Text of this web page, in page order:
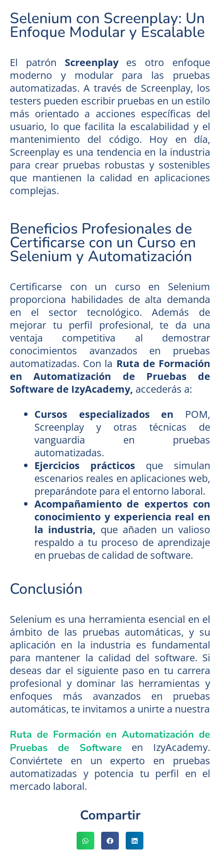
Selenium con Screenplay: Un
Enfoque Modular y Escalable
El patrón Screenplayes otro enfoque
moderno y modular para las pruebas
automatizadas. A través de Screenplay, los
testers pueden escribir pruebas en un estilo
más orientado a acciones específicas del
usuario, lo que facilita la escalabilidad y el
mantenimiento del código. Hoy en día,
Screenplay es una tendencia en la industria
para crear pruebas robustas y sostenibles
que mantienen la calidad en aplicaciones
complejas.
Beneficios Profesionales de
Certificarse con un Curso en
Selenium y Automatización
Certificarse con un curso en Selenium
proporciona habilidades de alta demanda
en el sector tecnológico. Además de
mejorar tu perfil profesional, te da una
ventaja competitiva al demostrar
conocimientos avanzados en pruebas
automatizadas. Con la Ruta de Formación
en Automatización de Pruebas de
Software de IzyAcademy, accederás a:
Cursos especializados en POM,
Screenplay y otras técnicas de
vanguardia en pruebas
automatizadas.
Ejercicios prácticos que simulan
escenarios reales en aplicaciones web,
preparándote para el entorno laboral.
Acompañamiento de expertos con
conocimiento y experiencia real en
la industria, que añaden un valioso
respaldo a tu proceso de aprendizaje
en pruebas de calidad de software.
Conclusión
Selenium es una herramienta esencial en el
ámbito de las pruebas automáticas, y su
aplicación en la industria es fundamental
para mantener la calidad del software. Si
deseas dar el siguiente paso en tu carrera
profesional y dominar las herramientas y
enfoques más avanzados en pruebas
automáticas, te invitamos a unirte a nuestra
Ruta de Formación en Automatización de
Pruebas de Software en IzyAcademy.
Conviértete en un experto en pruebas
automatizadas y potencia tu perfil en el
mercado laboral.
Compartir